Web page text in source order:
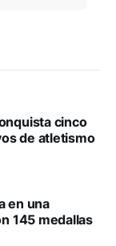
cinco
de atletismo
en una
145 medallas